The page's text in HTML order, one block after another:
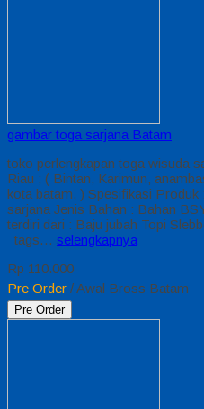
gambar toga sarjana Batam
toko perlengkapan toga wisuda
Riau ; ( Bintan, Karimun,
kota batam, ) Spesifikasi
sarjana Jenis Bahan : Bahan
terdiri dari : Baju jubah Topi
tags… selengkapnya
Rp 110.000
Pre Order / Awal Bross Batam
Pre Order